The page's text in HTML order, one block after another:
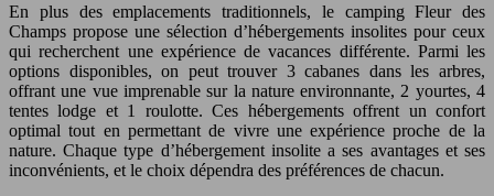
En plus des emplacements traditionnels, le camping Fleur des
Champs propose une sélection d’hébergements insolites pour ceux
qui recherchent une expérience de vacances différente. Parmi les
options disponibles, on peut trouver 3 cabanes dans les arbres,
offrant une vue imprenable sur la nature environnante, 2 yourtes, 4
tentes lodge et 1 roulotte. Ces hébergements offrent un confort
optimal tout en permettant de vivre une expérience proche de la
nature. Chaque type d’hébergement insolite a ses avantages et ses
inconvénients, et le choix dépendra des préférences de chacun.